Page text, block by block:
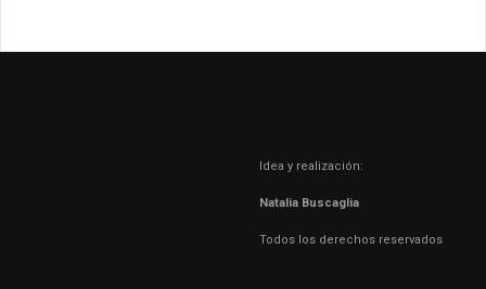
Idea y realización:
Natalia Buscaglia
Todos los derechos reservados